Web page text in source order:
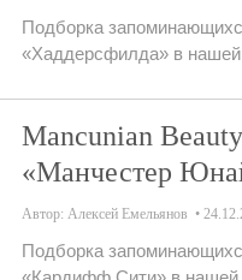
Подборка
«Хаддерсфилда» в нашей
Mancunian
«Манчестер
Автор: Алексей Емельянов
Подборка